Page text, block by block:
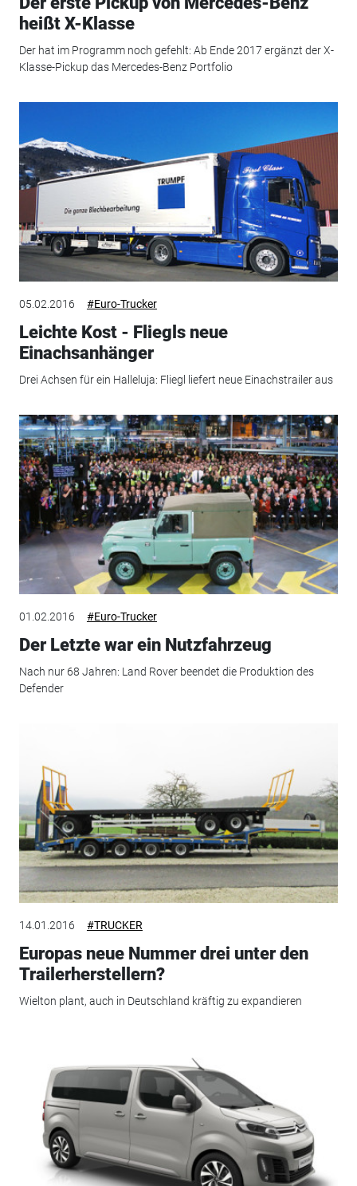
heißt X-Klasse
Der hat im Programm noch gefehlt: Ab Ende 2017 ergänzt der X-
Klasse-Pickup das Mercedes-Benz Portfolio
05.02.2016 #Euro-Trucker
Leichte Kost - Fliegls neue
Einachsanhänger
Drei Achsen für ein Halleluja: Fliegl liefert neue Einachstrailer aus
01.02.2016 #Euro-Trucker
Der Letzte war ein Nutzfahrzeug
Nach nur 68 Jahren: Land Rover beendet die Produktion des
Defender
14.01.2016 #TRUCKER
Europas neue Nummer drei unter den
Trailerherstellern?
Wielton plant, auch in Deutschland kräftig zu expandieren